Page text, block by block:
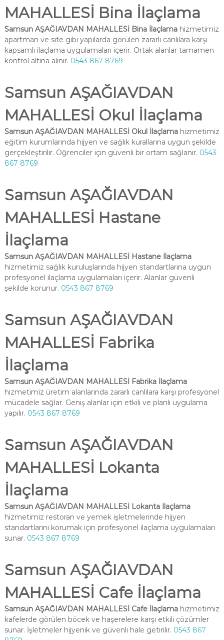
MAHALLESİ Bina İlaçlama
Samsun AŞAĞIAVDAN MAHALLESİ Bina İlaçlamahizmetimiz
apartman ve site gibi yapılarda görülen zararlı canlılara karşı
kapsamlı ilaçlama uygulamaları içerir. Ortak alanlar tamamen
kontrol altına alınır. 0543 867 8769
Samsun AŞAĞIAVDAN
MAHALLESİ Okul İlaçlama
Samsun AŞAĞIAVDAN MAHALLESİ Okul İlaçlamahizmetimiz
eğitim kurumlarında hijyen ve sağlık kurallarına uygun şekilde
gerçekleştirilir. Öğrenciler için güvenli bir ortam sağlanır. 0543
867 8769
Samsun AŞAĞIAVDAN
MAHALLESİ Hastane
İlaçlama
Samsun AŞAĞIAVDAN MAHALLESİ Hastane İlaçlama
hizmetimiz sağlık kuruluşlarında hijyen standartlarına uygun
profesyonel ilaçlama uygulamaları içerir. Alanlar güvenli
şekilde korunur. 0543 867 8769
Samsun AŞAĞIAVDAN
MAHALLESİ Fabrika
İlaçlama
Samsun AŞAĞIAVDAN MAHALLESİ Fabrika İlaçlama
hizmetimiz üretim alanlarında zararlı canlılara karşı profesyonel
mücadele sağlar. Geniş alanlar için etkili ve planlı uygulama
yapılır. 0543 867 8769
Samsun AŞAĞIAVDAN
MAHALLESİ Lokanta
İlaçlama
Samsun AŞAĞIAVDAN MAHALLESİ Lokanta İlaçlama
hizmetimiz restoran ve yemek işletmelerinde hijyen
standartlarını korumak için profesyonel ilaçlama uygulamaları
sunar. 0543 867 8769
Samsun AŞAĞIAVDAN
MAHALLESİ Cafe İlaçlama
Samsun AŞAĞIAVDAN MAHALLESİ Cafe İlaçlamahizmetimiz
kafelerde görülen böcek ve haşerelere karşı etkili çözümler
sunar. İşletmeler hijyenik ve güvenli hale getirilir. 0543 867